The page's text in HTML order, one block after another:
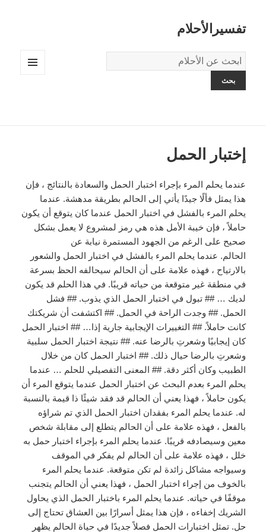
تفسيرالأحلام
قاموس
الاحلام:
إختبار الحمل
عندما يحلم المرء بإجراء اختبار الحمل والسعادة بالنتائج ، فإن
هذا يمثل فألًا جيدًا يأتي إلى الحالم بطريقة مدهشة. عندما
يحلم المرء بالفشل في اختبار الحمل عندما كان يتوقع أن يكون
حاملاً ، فإن خيبة الأمل هذه هي رمز لمشروع لا يعمل بشكل
صحيح على الرغم من الجهود المستمرة نيابة عن
الحالم. عندما يحلم المرء بالفشل في اختبار الحمل والشعور
بالارتياح ، فهذه علامة على أن الحالم سيحالفه الحظ بسرعة
في منطقة غير متوقعة من حياته قريبًا. في هذا الحلم قد يكون
لديك … ## تبول في اختبار الحمل الذي يذوب. ## فشل
الحمل. ## وجدت الراحة في الحمل. ## اكتشفت أن شريكتك
كانت حاملاً. ## التغييرات الإيجابية جارية إذا… ## اختبار الحمل
كان إيجابيًا وشعرتِ بالرضا عنه. ## نتيجة اختبار الحمل سلبية
وشعرتِ بالرضا حيال ذلك. ## اختبار الحمل كان من خلال
الطبيب وكان أكثر دقة. ## المعنى التفصيلي للحلم … عندما
يحلم المرء بعدم البحث عن اختبار الحمل عندما يتوقع المرء أن
يكون حاملاً ، فهذا يعني أن الحالم قد فقد شيئًا ذا قيمة بالنسبة
له. عندما يحلم المرء بفقدان اختبار الحمل الذي تم شراؤه
بالفعل ، فهذه علامة على أن الحالم يتطلع إلى مقابلة شخص
معين وسيصادفه قريبًا. عندما يحلم المرء بإجراء اختبار حمل به
خلل ، فهذه علامة على أن الحالم لم يفكر في الموقف
وسيواجه مشاكل زائدة لم تكن متوقعة. عندما يحلم المرء
بالخوف من إجراء اختبار الحمل ، فهذا يعني أن الحالم يتجنب
موقفًا في حياته. عندما يحلم المرء باختبار الحمل الذي يحاول
الشريك إخفاءه ، فإن هذا يمثل أسرارًا بين العشاق تحتاج إلى
حل. تمثل اختبارات الحمل فصلاً جديدًا في حياة الحالم يظهر